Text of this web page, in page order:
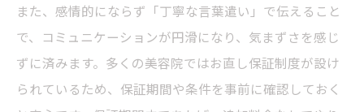
また、感情的にならず「丁寧な言葉遣い」で伝えること
で、コミュニケーションが円滑になり、気まずさを感じ
ずに済みます。多くの美容院ではお直し保証制度が設け
られているため、保証期間や条件を事前に確認しておく